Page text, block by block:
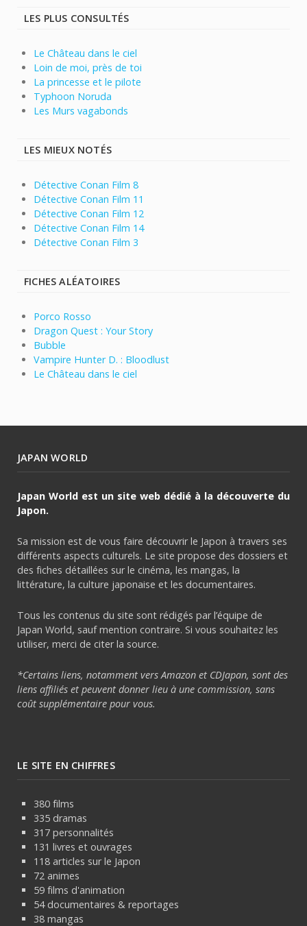
LES PLUS CONSULTÉS
Le Château dans le ciel
Loin de moi, près de toi
La princesse et le pilote
Typhoon Noruda
Les Murs vagabonds
LES MIEUX NOTÉS
Détective Conan Film 8
Détective Conan Film 11
Détective Conan Film 12
Détective Conan Film 14
Détective Conan Film 3
FICHES ALÉATOIRES
Porco Rosso
Dragon Quest : Your Story
Bubble
Vampire Hunter D. : Bloodlust
Le Château dans le ciel
JAPAN WORLD
Japan World est un site web dédié à la découverte du
Japon.
Sa mission est de vous faire découvrir le Japon à travers ses
différents aspects culturels. Le site propose des dossiers et
des fiches détaillées sur le cinéma, les mangas, la
littérature, la culture japonaise et les documentaires.
Tous les contenus du site sont rédigés par l’équipe de
Japan World, sauf mention contraire. Si vous souhaitez les
utiliser, merci de citer la source.
*Certains liens, notamment vers Amazon et CDJapan, sont des
liens affiliés et peuvent donner lieu à une commission, sans
coût supplémentaire pour vous.
LE SITE EN CHIFFRES
380 films
335 dramas
317 personnalités
131 livres et ouvrages
118 articles sur le Japon
72 animes
59 films d'animation
54 documentaires & reportages
38 mangas